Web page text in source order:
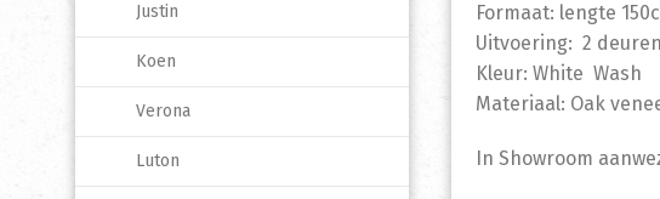
Formaat: lengte
Uitvoering: 2
Kleur: White Wash
Materiaal: Oak
In Showroom
Justin
Koen
Verona
Luton